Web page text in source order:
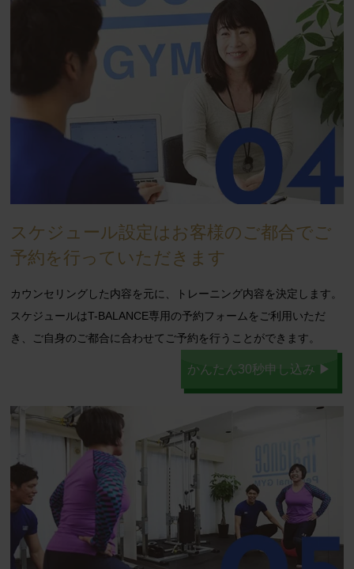
スケジュール設定はお客様のご都合でご
予約を行っていただきます
カウンセリングした内容を元に、トレーニング内容を決定します。
スケジュールはT-BALANCE専用の予約フォームをご利用いただ
き、ご自身のご都合に合わせてご予約を行うことができます。
かんたん30秒申し込み ▶